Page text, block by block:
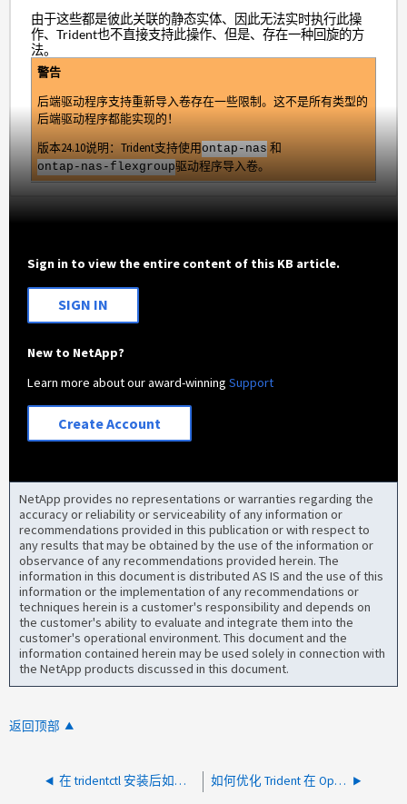
由于这些都是彼此关联的静态实体、因此无法实时执行此操
作、Trident也不直接支持此操作、但是、存在一种回旋的方
法。
警告
后端驱动程序支持重新导入卷存在一些限制。这不是所有类型的
后端驱动程序都能实现的！
版本24.10说明：Trident支持使用ontap-nas 和
ontap-nas-flexgroup驱动程序导入卷。
Sign in to view the entire content of this KB article.
SIGN IN
New to NetApp?
Learn more about our award-winningSupport
Create Account
NetApp provides no representations or warranties regarding the
accuracy or reliability or serviceability of any information or
recommendations provided in this publication or with respect to
any results that may be obtained by the use of the information or
observance of any recommendations provided herein. The
information in this document is distributed AS IS and the use of this
information or the implementation of any recommendations or
techniques herein is a customer's responsibility and depends on
the customer's ability to evaluate and integrate them into the
customer's operational environment. This document and the
information contained herein may be used solely in connection with
the NetApp products discussed in this document.
返回顶部
在 tridentctl 安装后如何修改 autosupportProxy 如何优化 Trident 在 OpenShift 上的 NFS 挂载